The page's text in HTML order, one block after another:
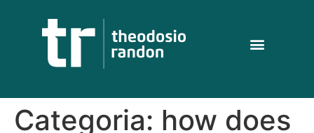
Categoria: how does